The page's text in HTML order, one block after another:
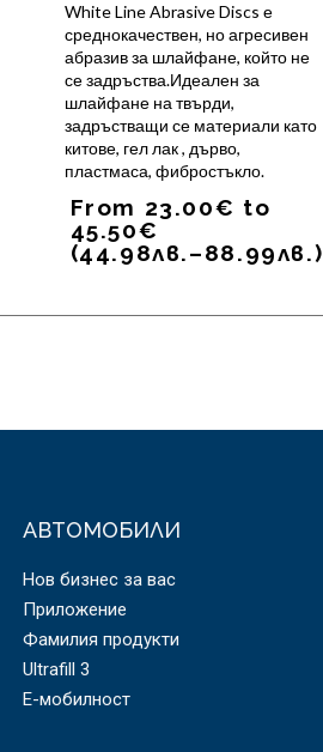
White Line Abrasive Discs е
среднокачествен, но агресивен
абразив за шлайфане, който не
се задръства.Идеален за
шлайфане на твърди,
задръстващи се материали като
китове, гел лак , дърво,
пластмаса, фибростъкло.
From 23.00€ to
45.50€
(44.98лв.–88.99лв.)
АВТОМОБИЛИ
Нов бизнес за вас
Приложение
Фамилия продукти
Ultrafill 3
E-мобилност